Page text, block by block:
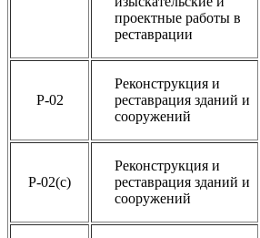
проектные работы в
реставрации
Р-02
Реконструкция и
реставрация зданий и
сооружений
Р-02(с)
Реконструкция и
реставрация зданий и
сооружений